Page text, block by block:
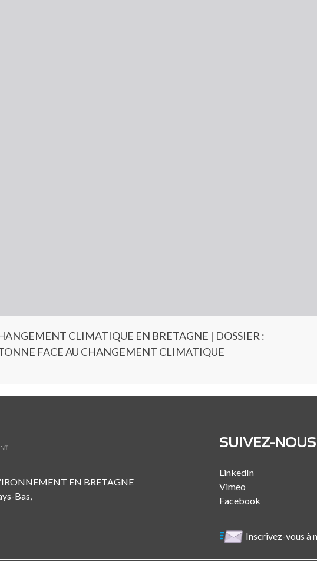
CLIMATIQUE EN BRETAGNE | DOSSIER :
FACE AU CHANGEMENT CLIMATIQUE
EN BRETAGNE
Bas,
SUIVEZ-
LinkedIn
Vimeo
Facebook
Inscrivez-vous à